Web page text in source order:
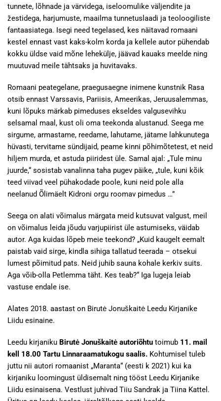
tunnete, lõhnade ja värvidega, iseloomulike väljendite ja
žestidega, harjumuste, maailma tunnetuslaadi ja teoloogiliste
fantaasiatega. Isegi need tegelased, kes näitavad romaani
kestel ennast vast kaks-kolm korda ja kellele autor pühendab
kokku üldse vaid mõne lehekülje, jäävad kauaks meelde ning
muutuvad meile tähtsaks ja huvitavaks.
Romaani peategelane, praegusaegne inimene kunstnik Rasa
otsib ennast Varssavis, Pariisis, Ameerikas, Jeruusalemmas,
kuni lõpuks märkab pimeduses ekseldes valgusevihku
selsamal maal, kust oli oma teekonda alustanud. Seega me
sirgume, armastame, reedame, lahutame, jätame lahkunutega
hüvasti, tervitame sündijaid, peame kinni põhimõtetest, et neid
hiljem murda, et astuda piiridest üle. Samal ajal: „Tule minu
juurde,“ sosistab vanalinna taha pugev päike, „tule, kuni kõik
teed viivad veel pühakodade poole, kuni neid pole alla
neelanud Õlimäelt Kidroni orgu roomav pimedus …”
Seega on alati võimalus märgata meid kutsuvat valgust, meil
on võimalus leida jõudu varjupiirist üle astumiseks, väidab
autor. Aga kuidas lõpeb meie teekond? „Kuid kaugelt eemalt
paistab vaid sirge, kindla sihiga tallatud teerada – otsekui
lumest põimitud pats. Neid juhib sauna kohale kerkiv suits.
Aga võib-olla Petlemma täht. Kes teab?“ Iga lugeja leiab
vastuse endale ise.
Alates 2018. aastast on Birutė Jonuškaitė Leedu Kirjanike
Liidu esinaine.
Leedu kirjaniku Birutė Jonuškaitė autoriõhtu toimub 11. mail
kell 18.00 Tartu Linnaraamatukogu saalis. Kohtumisel tuleb
juttu nii autori romaanist „Maranta“ (eesti k 2021) kui ka
kirjaniku loomingust üldisemalt ning tööst Leedu Kirjanike
Liidu esinaisena. Vestlust juhivad Tiiu Sandrak ja Tiina Kattel.